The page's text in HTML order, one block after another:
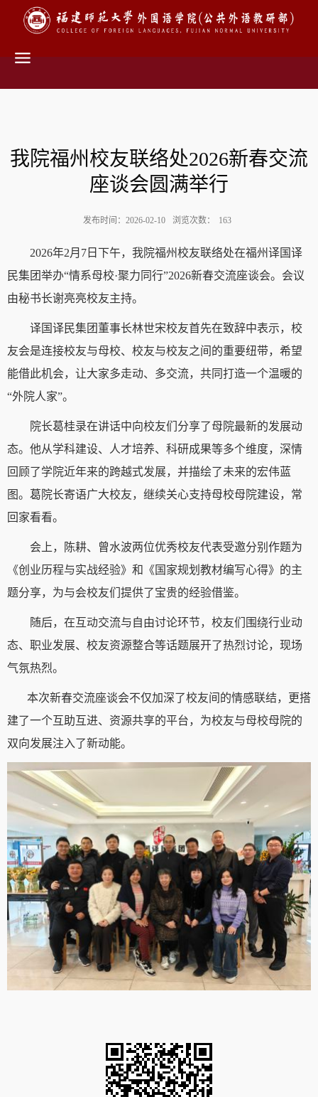
我院福州校友联络处2026新春交流
座谈会圆满举行
发布时间：2026-02-10 浏览次数： 163
2026年2月7日下午，我院福州校友联络处在福州译国译
民集团举办“情系母校·聚力同行”2026新春交流座谈会。会议
由秘书长谢亮亮校友主持。
译国译民集团董事长林世宋校友首先在致辞中表示，校
友会是连接校友与母校、校友与校友之间的重要纽带，希望
能借此机会，让大家多走动、多交流，共同打造一个温暖的
“外院人家”。
院长葛桂录在讲话中向校友们分享了母院最新的发展动
态。他从学科建设、人才培养、科研成果等多个维度，深情
回顾了学院近年来的跨越式发展，并描绘了未来的宏伟蓝
图。葛院长寄语广大校友，继续关心支持母校母院建设，常
回家看看。
会上，陈耕、曾水波两位优秀校友代表受邀分别作题为
《创业历程与实战经验》和《国家规划教材编写心得》的主
题分享，为与会校友们提供了宝贵的经验借鉴。
随后，在互动交流与自由讨论环节，校友们围绕行业动
态、职业发展、校友资源整合等话题展开了热烈讨论，现场
气氛热烈。
本次新春交流座谈会不仅加深了校友间的情感联结，更搭
建了一个互助互进、资源共享的平台，为校友与母校母院的
双向发展注入了新动能。